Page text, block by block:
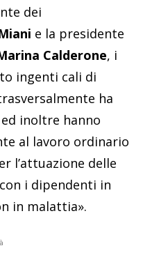
dei
e la presidente
Calderone, i
ingenti cali di
ha
inoltre hanno
al lavoro ordinario
l’attuazione delle
i dipendenti in
in malattia».